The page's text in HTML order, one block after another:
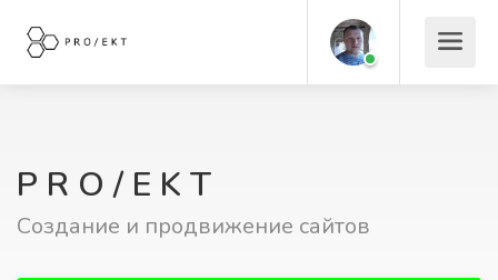
P R O / E K T
Создание и продвижение сайтов